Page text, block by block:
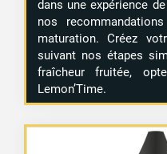
dans une expérience
nos
maturation. Créez
suivant nos étapes
fraîcheur fruitée,
Lemon’Time.